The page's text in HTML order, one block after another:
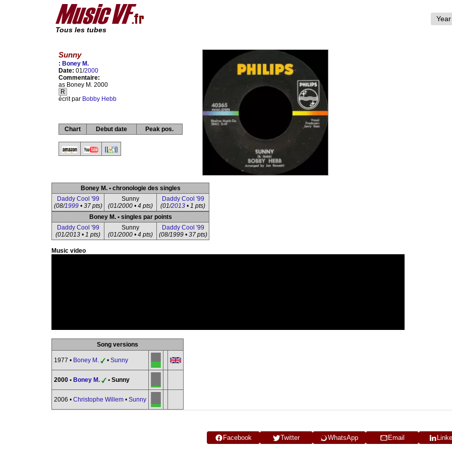
Tous les tubes
Sunny
: Boney M.
Date: 01/2000
Commentaire:
as Boney M. 2000
R
écrit par Bobby Hebb
Chart Debut date Peak pos.
Boney M. • chronologie des singles
Daddy Cool '99
(08/1999• 37 pts)
Sunny
(01/2000 • 4 pts)
Daddy Cool '99
(01/2013 • 1 pts)
Boney M. • singles par points
Daddy Cool '99
(01/2013 • 1 pts)
Sunny
(01/2000 • 4 pts)
Daddy Cool '99
(08/1999 • 37 pts)
Music video
Song versions
1977 • Boney M. • Sunny
2000 • Boney M. • Sunny
2006 • Christophe Willem • Sunny
Facebook Twitter WhatsApp Email